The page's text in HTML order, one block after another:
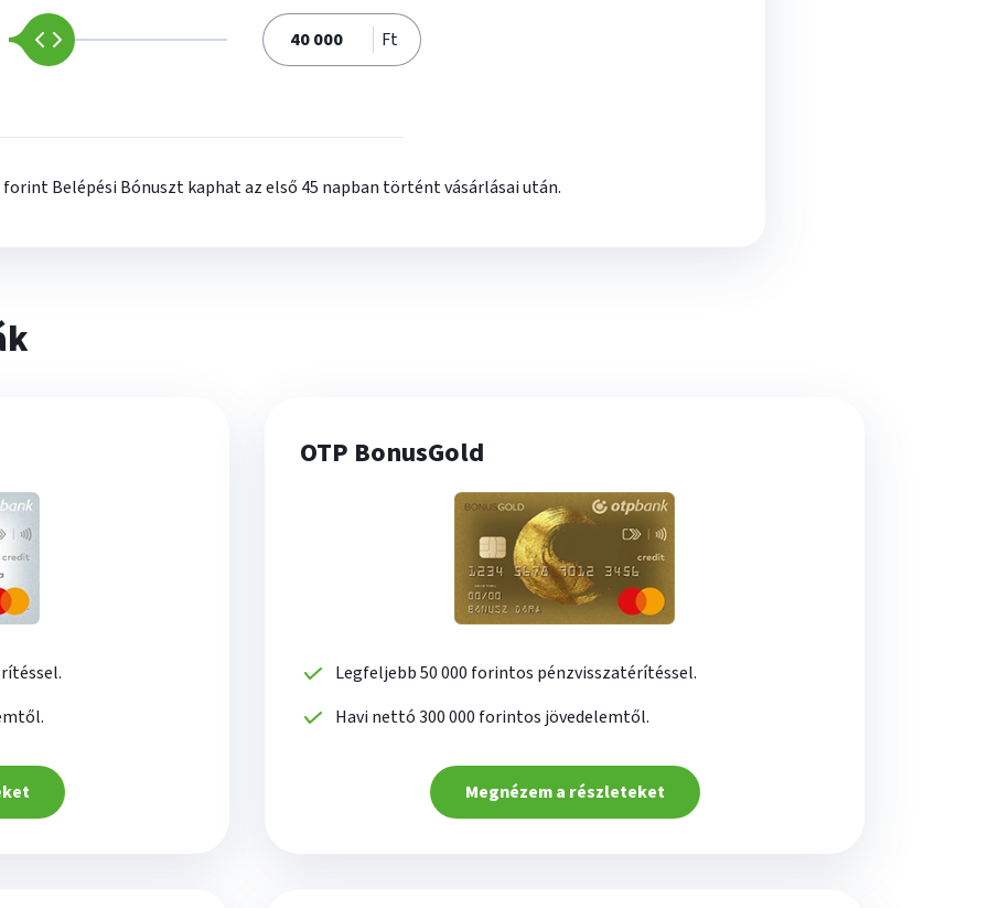
Ft
forint Belépési Bónuszt kaphat az első 45 napban történt vásárlásai után.
OTP BonusGold
Legfeljebb 50 000 forintos pénzvisszatérítéssel.
Havi nettó 300 000 forintos jövedelemtől.
Megnézem a részleteket